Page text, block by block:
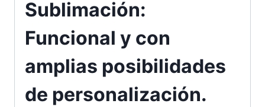
Sublimación:
Funcional y con
amplias posibilidades
de personalización.